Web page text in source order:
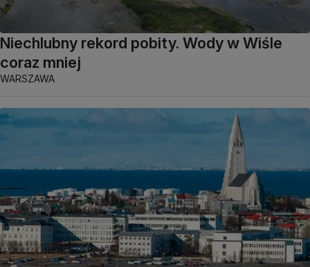
Niechlubny rekord pobity. Wody w Wiśle
coraz mniej
WARSZAWA